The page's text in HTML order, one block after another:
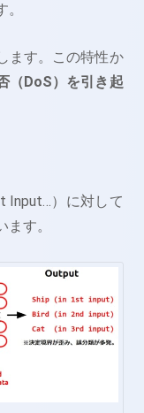
。
ます。この特性か
（DoS）を引き起
Input…）に対して
す。